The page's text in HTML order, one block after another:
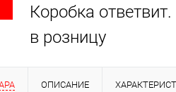
Коробка
в розницу
ОПИСАНИЕ